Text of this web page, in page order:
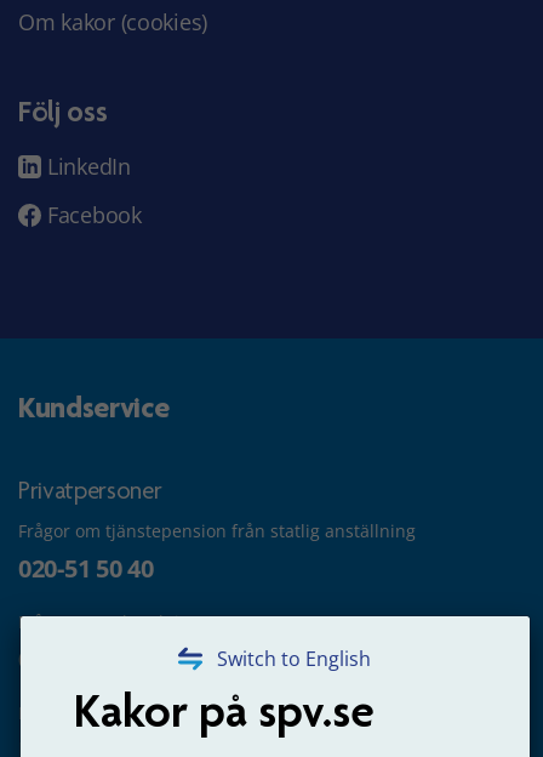
Switch to English
Kakor på spv.se
Om kakor (cookies)
Följ oss
LinkedIn
Facebook
Kundservice
Privatpersoner
Frågor om tjänstepension från statlig anställning
020-51 50 40
Frågor om utbetalning
020-65 00 65
Kontakta oss